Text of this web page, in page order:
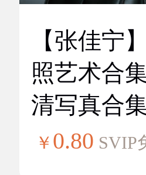
【张佳宁
照艺术合
清写真合
￥ 0.80 SVIP